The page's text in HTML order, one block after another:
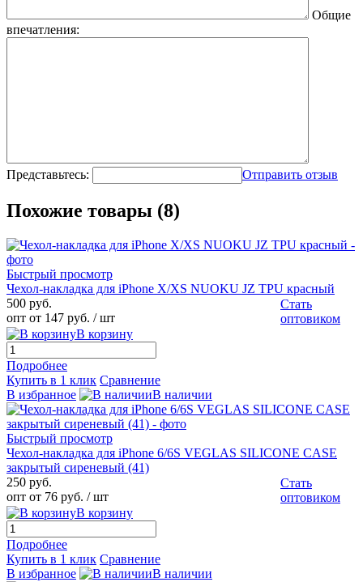
Общие
впечатления:
Представьтесь: Отправить отзыв
Похожие товары (8)
Быстрый просмотр
Чехол-накладка для iPhone X/XS NUOKU JZ TPU красный
500 руб.
опт от 147 руб. / шт
Стать
оптовиком
В корзину
Подробнее
Купить в 1 клик Сравнение
В избранное
В наличии
Быстрый просмотр
Чехол-накладка для iPhone 6/6S VEGLAS SILICONE CASE
закрытый сиреневый (41)
250 руб.
опт от 76 руб. / шт
Стать
оптовиком
В корзину
Подробнее
Купить в 1 клик Сравнение
В избранное
В наличии